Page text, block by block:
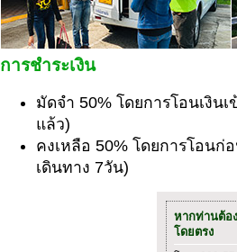
การชำระเงิน
มัดจำ 50% โดยการโอนเงิน
แล้ว)
คงเหลือ 50% โดยการโอน
เดินทาง 7วัน)
หากท่านต้อ
โดยตรง